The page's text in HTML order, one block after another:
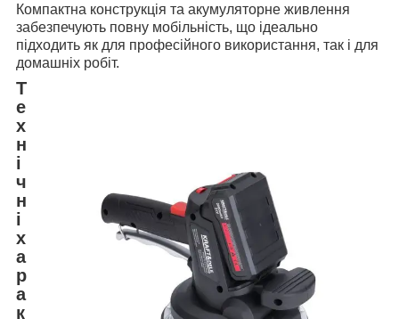
Компактна конструкція та акумуляторне живлення
забезпечують повну мобільність, що ідеально
підходить як для професійного використання, так і для
домашніх робіт.
Т
е
х
н
і
ч
н
і
х
а
р
а
к